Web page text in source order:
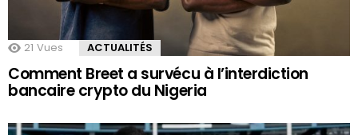
21 Vues ACTUALITÉS
Comment Breet a survécu à l’interdiction
bancaire crypto du Nigeria